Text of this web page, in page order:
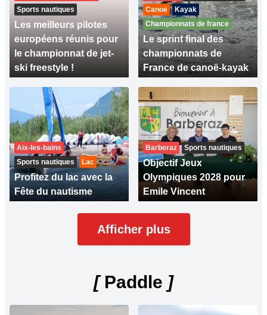
Sports nautiques
Les meilleurs pilotes
européens réunis pour
le championnat de jet-
ski freestyle !
Canoë
Kayak
Championnats de france
Le sprint final des
championnats de
France de canoë-kayak
Aix-les-bains
Sports nautiques
Lac
Profitez du lac avec la
Fête du nautisme
Barberaz Sports nautiques
Objectif Jeux
Olympiques 2028 pour
Emile Vincent
Afficher plus
[Paddle ]